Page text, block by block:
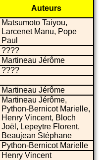
Auteurs
Matsumoto Taiyou,
Larcenet Manu, Pope
Paul
????
Martineau Jérôme
????
Martineau Jérôme
Martineau Jérôme,
Python-Bernicot Marielle,
Henry Vincent, Bloch
Joël, Lepeytre Florent,
Beaujean Stéphane
Python-Bernicot Marielle
Henry Vincent